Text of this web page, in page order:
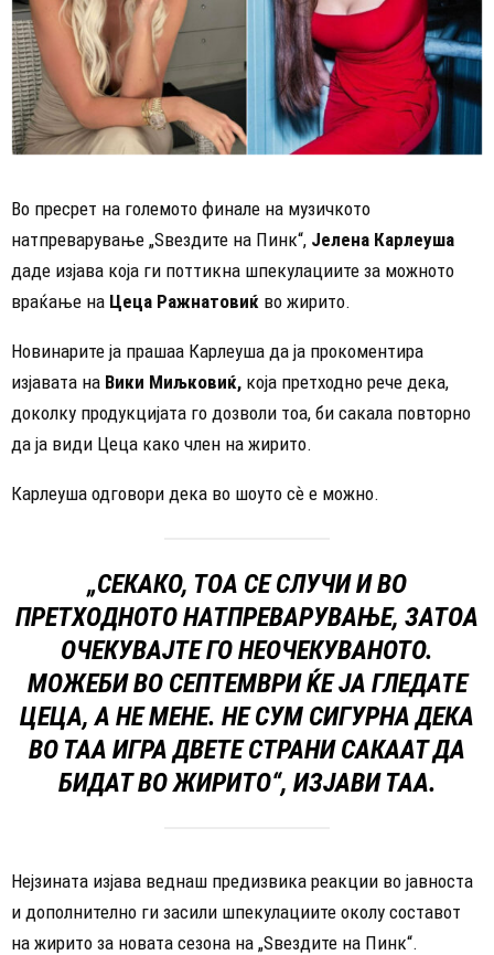
Во пресрет на големото финале на музичкото
натпреварување „Ѕвездите на Пинк“, Јелена Карлеуша
даде изјава која ги поттикна шпекулациите за можното
враќање на Цеца Ражнатовиќ во жирито.
Новинарите ја прашаа Карлеуша да ја прокоментира
изјавата на Вики Миљковиќ, која претходно рече дека,
доколку продукцијата го дозволи тоа, би сакала повторно
да ја види Цеца како член на жирито.
Карлеуша одговори дека во шоуто сѐ е можно.
„СЕКАКО, ТОА СЕ СЛУЧИ И ВО
ПРЕТХОДНОТО НАТПРЕВАРУВАЊЕ, ЗАТОА
ОЧЕКУВАЈТЕ ГО НЕОЧЕКУВАНОТО.
МОЖЕБИ ВО СЕПТЕМВРИ ЌЕ ЈА ГЛЕДАТЕ
ЦЕЦА, А НЕ МЕНЕ. НЕ СУМ СИГУРНА ДЕКА
ВО ТАА ИГРА ДВЕТЕ СТРАНИ САКААТ ДА
БИДАТ ВО ЖИРИТО“, ИЗЈАВИ ТАА.
Нејзината изјава веднаш предизвика реакции во јавноста
и дополнително ги засили шпекулациите околу составот
на жирито за новата сезона на „Ѕвездите на Пинк“.